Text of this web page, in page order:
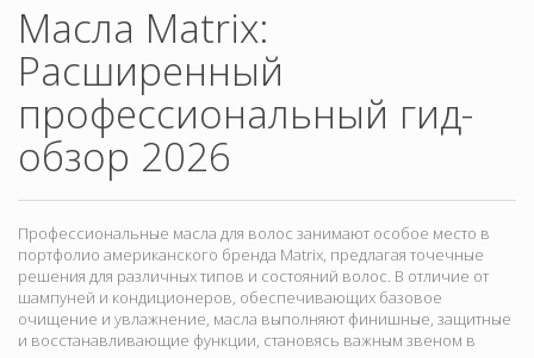
Масла Matrix:
Расширенный
профессиональный гид-
обзор 2026
Профессиональные масла для волос занимают особое место в
портфолио американского бренда Matrix, предлагая точечные
решения для различных типов и состояний волос. В отличие от
шампуней и кондиционеров, обеспечивающих базовое
очищение и увлажнение, масла выполняют финишные, защитные
и восстанавливающие функции, становясь важным звеном в